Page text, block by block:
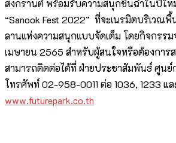
สงกรานต์ พร้อมรับความสนุกชื่นฉ่ำในปีใ
“Sanook Fest 2022” ที่จะเนรมิตบริเวณ
ลานแห่งความสนุกแบบจัดเต็ม โดยกิจกรรม
เมษายน 2565 สำหรับผู้สนใจหรือต้องการ
สามารถติดต่อได้ที่ ฝ่ายประชาสัมพันธ์ ศูนย์
โทรศัพท์ 02-958-0011 ต่อ 1036, 1233 แล
www.futurepark.co.th